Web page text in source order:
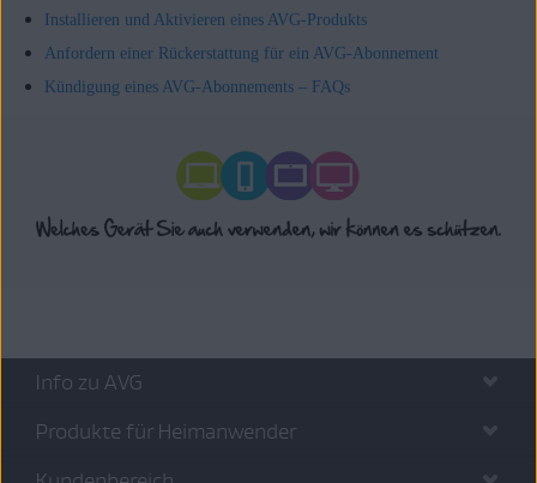
Installieren und Aktivieren eines AVG-Produkts
Anfordern einer Rückerstattung für ein AVG-Abonnement
Kündigung eines AVG-Abonnements – FAQs
Info zu AVG
Produkte für Heimanwender